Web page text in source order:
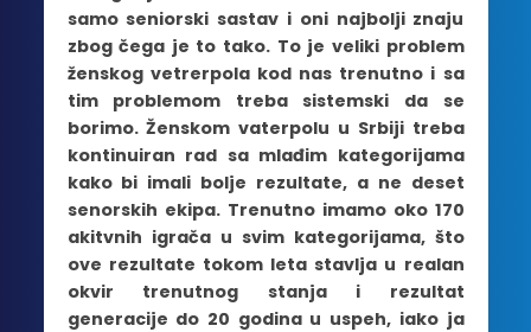
samo seniorski sastav i oni najbolji znaju
zbog čega je to tako. To je veliki problem
ženskog vetrerpola kod nas trenutno i sa
tim problemom treba sistemski da se
borimo. Ženskom vaterpolu u Srbiji treba
kontinuiran rad sa mlađim kategorijama
kako bi imali bolje rezultate, a ne deset
senorskih ekipa. Trenutno imamo oko 170
akitvnih igrača u svim kategorijama, što
ove rezultate tokom leta stavlja u realan
okvir trenutnog stanja i rezultat
generacije do 20 godina u uspeh, iako ja